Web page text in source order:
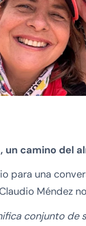
un camino del
para una
Méndez
conjunto